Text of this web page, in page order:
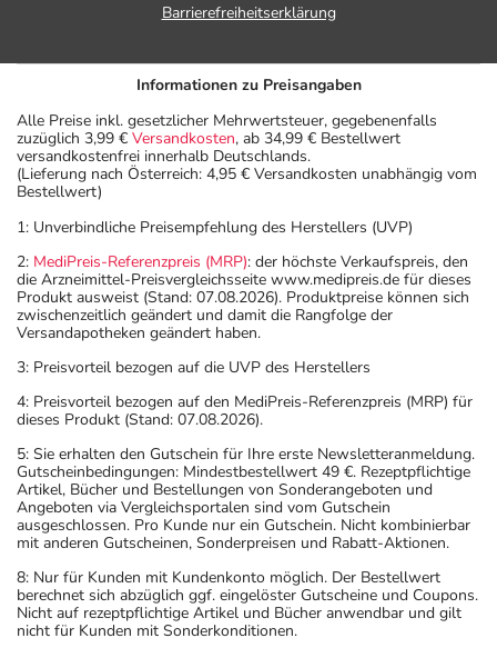
Barrierefreiheitserklärung
Informationen zu Preisangaben
Alle Preise inkl. gesetzlicher Mehrwertsteuer, gegebenenfalls
zuzüglich 3,99 € Versandkosten, ab 34,99 € Bestellwert
versandkostenfrei innerhalb Deutschlands.
(Lieferung nach Österreich: 4,95 € Versandkosten unabhängig vom
Bestellwert)
1: Unverbindliche Preisempfehlung des Herstellers (UVP)
2: MediPreis-Referenzpreis (MRP): der höchste Verkaufspreis, den
die Arzneimittel-Preisvergleichsseite www.medipreis.de für dieses
Produkt ausweist (Stand: 07.08.2026). Produktpreise können sich
zwischenzeitlich geändert und damit die Rangfolge der
Versandapotheken geändert haben.
3: Preisvorteil bezogen auf die UVP des Herstellers
4: Preisvorteil bezogen auf den MediPreis-Referenzpreis (MRP) für
dieses Produkt (Stand: 07.08.2026).
5: Sie erhalten den Gutschein für Ihre erste Newsletteranmeldung.
Gutscheinbedingungen: Mindestbestellwert 49 €. Rezeptpflichtige
Artikel, Bücher und Bestellungen von Sonderangeboten und
Angeboten via Vergleichsportalen sind vom Gutschein
ausgeschlossen. Pro Kunde nur ein Gutschein. Nicht kombinierbar
mit anderen Gutscheinen, Sonderpreisen und Rabatt-Aktionen.
8: Nur für Kunden mit Kundenkonto möglich. Der Bestellwert
berechnet sich abzüglich ggf. eingelöster Gutscheine und Coupons.
Nicht auf rezeptpflichtige Artikel und Bücher anwendbar und gilt
nicht für Kunden mit Sonderkonditionen.